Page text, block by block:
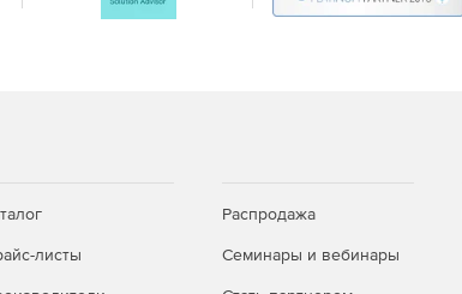
листы
Распродажа
Семинары и вебинары